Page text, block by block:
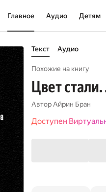
Главное Аудио Детям
Текст Аудио
Похожие на книгу
Цвет
АвторАйрин Бран
Доступен